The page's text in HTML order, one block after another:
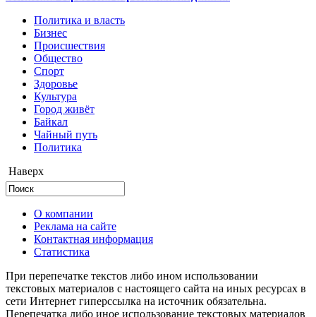
Политика и власть
Бизнес
Происшествия
Общество
Cпорт
Здоровье
Культура
Город живёт
Байкал
Чайный путь
Политика
Наверх
О компании
Реклама на сайте
Контактная информация
Статистика
При перепечатке текстов либо ином использовании
текстовых материалов с настоящего сайта на иных ресурсах в
сети Интернет гиперссылка на источник обязательна.
Перепечатка либо иное использование текстовых материалов